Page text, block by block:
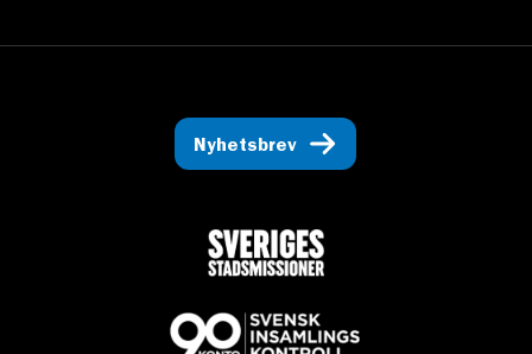
Nyhetsbrev